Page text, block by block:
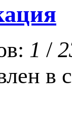
1 /